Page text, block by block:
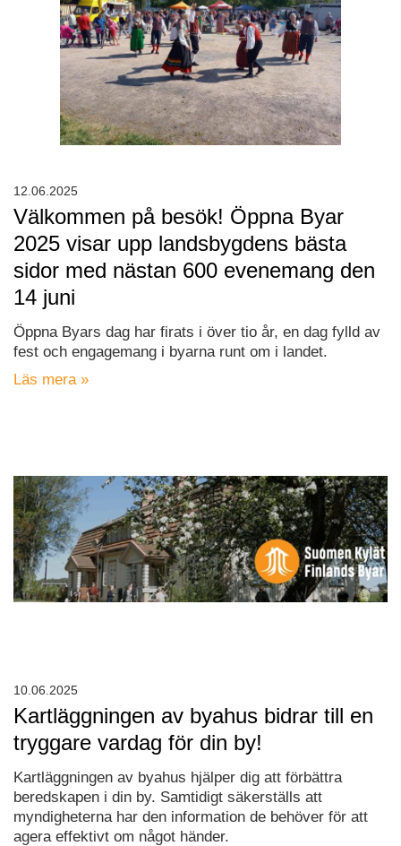
Välkommen på besök! Öppna Byar
2025 visar upp landsbygdens bästa
sidor med nästan 600 evenemang den
14 juni
Öppna Byars dag har firats i över tio år, en dag fylld av
fest och engagemang i byarna runt om i landet.
Läs mera »
12.06.2025
Kartläggningen av byahus bidrar till en
tryggare vardag för din by!
Kartläggningen av byahus hjälper dig att förbättra
beredskapen i din by. Samtidigt säkerställs att
myndigheterna har den information de behöver för att
agera effektivt om något händer.
10.06.2025